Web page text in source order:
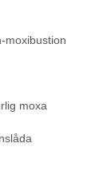
moxibustion
moxa